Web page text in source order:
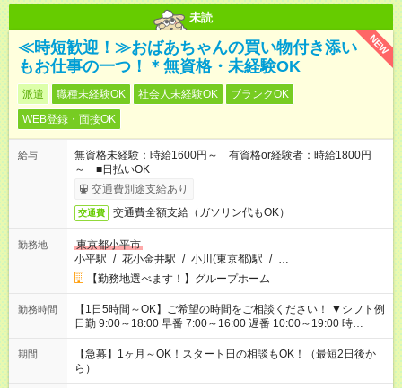
未読
NEW
≪時短歓迎！≫おばあちゃんの買い物付き添い
もお仕事の一つ！＊無資格・未経験OK
派遣 職種未経験OK 社会人未経験OK
ブランクOK
WEB登録・面接OK
給与
無資格未経験：時給1600円～ 有資格or経験者：時給1800円
～ ■日払いOK
交通費別途支給あり
交通費 交通費全額支給（ガソリン代もOK）
勤務地
東京都小平市
小平駅 / 花小金井駅 / 小川(東京都)駅 / …
【勤務地選べます！】グループホーム
勤務時間
【1日5時間～OK】ご希望の時間をご相談ください！ ▼シフト例
日勤 9:00～18:00 早番 7:00～16:00 遅番 10:00～19:00 時
短 10:00～15:00 上記はあくまで一例です。 「夕方までには帰宅
しておきたい」 「朝はゆっくりのスタートがいい」 「お昼の時
間を有効に使いたい」 など、ご希望があれば教えてください
ね。
期間
【急募】1ヶ月～OK！スタート日の相談もOK！（最短2日後か
ら）